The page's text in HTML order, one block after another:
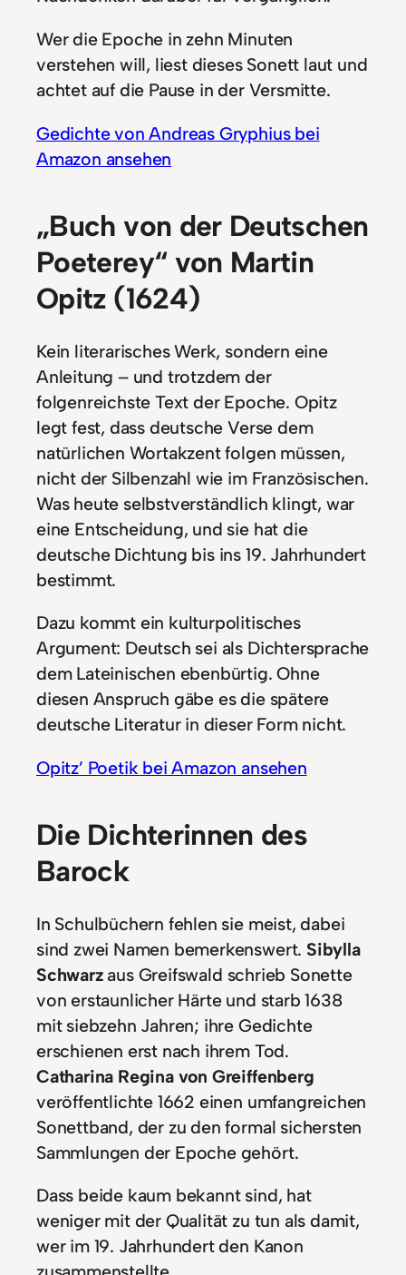
Wer die Epoche in zehn Minuten
verstehen will, liest dieses Sonett laut und
achtet auf die Pause in der Versmitte.
Gedichte von Andreas Gryphius bei
Amazon ansehen
„Buch von der Deutschen
Poeterey“ von Martin
Opitz (1624)
Kein literarisches Werk, sondern eine
Anleitung – und trotzdem der
folgenreichste Text der Epoche. Opitz
legt fest, dass deutsche Verse dem
natürlichen Wortakzent folgen müssen,
nicht der Silbenzahl wie im Französischen.
Was heute selbstverständlich klingt, war
eine Entscheidung, und sie hat die
deutsche Dichtung bis ins 19. Jahrhundert
bestimmt.
Dazu kommt ein kulturpolitisches
Argument: Deutsch sei als Dichtersprache
dem Lateinischen ebenbürtig. Ohne
diesen Anspruch gäbe es die spätere
deutsche Literatur in dieser Form nicht.
Opitz’ Poetik bei Amazon ansehen
Die Dichterinnen des
Barock
In Schulbüchern fehlen sie meist, dabei
sind zwei Namen bemerkenswert. Sibylla
Schwarzaus Greifswald schrieb Sonette
von erstaunlicher Härte und starb 1638
mit siebzehn Jahren; ihre Gedichte
erschienen erst nach ihrem Tod.
Catharina Regina von Greiffenberg
veröffentlichte 1662 einen umfangreichen
Sonettband, der zu den formal sichersten
Sammlungen der Epoche gehört.
Dass beide kaum bekannt sind, hat
weniger mit der Qualität zu tun als damit,
wer im 19. Jahrhundert den Kanon